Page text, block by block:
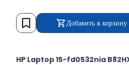
Добавить в корзину
HP Laptop 15-fd0532nia